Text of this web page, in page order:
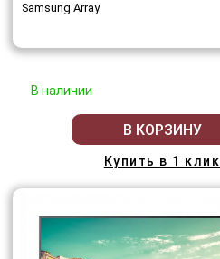
Samsung Array
В наличии
В КОРЗИНУ
Купить в 1 клик